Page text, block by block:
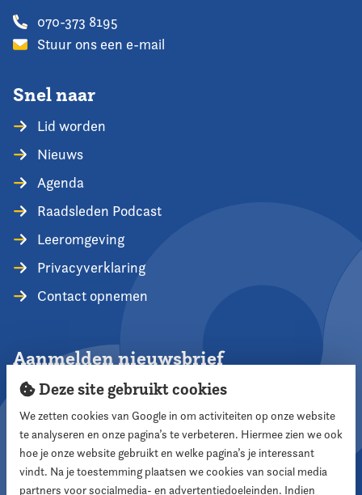
070-373 8195
Stuur ons een e-mail
Snel naar
Lid worden
Nieuws
Agenda
Raadsleden Podcast
Leeromgeving
Privacyverklaring
Contact opnemen
Aanmelden nieuwsbrief
Aanmelden
Deze site gebruikt cookies
We zetten cookies van Google in om activiteiten op onze website
te analyseren en onze pagina’s te verbeteren. Hiermee zien we ook
hoe je onze website gebruikt en welke pagina’s je interessant
vindt. Na je toestemming plaatsen we cookies van social media
partners voor socialmedia- en advertentiedoeleinden. Indien